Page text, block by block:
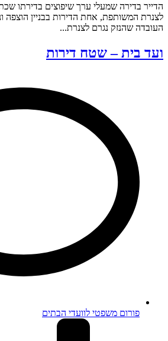
הדייר בדירה שמעלי ערך שיפוצים בדירתו
לצנרת המשותפת, אחת הדירות בבניין הוצפה
העובדה שהנזק נגרם לצנרת...
ועד בית – שטח דירות
פורום משפטי לוועדי הבתים